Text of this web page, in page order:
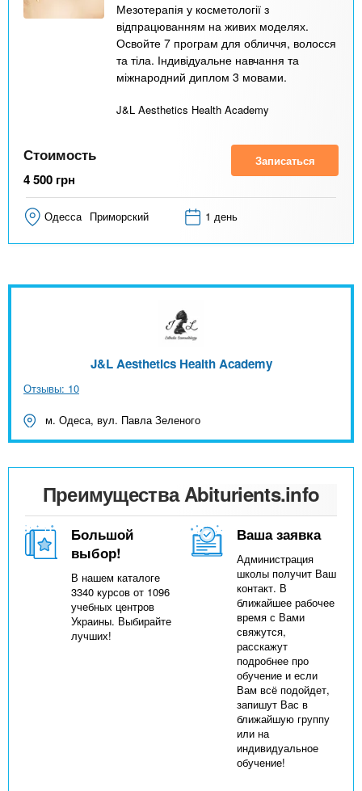
Мезотерапія у косметології з
відпрацюванням на живих моделях.
Освойте 7 програм для обличчя, волосся
та тіла. Індивідуальне навчання та
міжнародний диплом 3 мовами.
J&L Aesthetics Health Academy
Стоимость
4 500 грн
Записаться
Одесса Приморский 1 день
J&L Aesthetics Health Academy
Отзывы: 10
м. Одеса, вул. Павла Зеленого
Преимущества Abiturients.info
Большой
выбор!
В нашем каталоге
3340 курсов от 1096
учебных центров
Украины. Выбирайте
лучших!
Ваша заявка
Администрация
школы получит Ваш
контакт. В
ближайшее рабочее
время с Вами
свяжутся,
расскажут
подробнее про
обучение и если
Вам всё подойдет,
запишут Вас в
ближайшую группу
или на
индивидуальное
обучение!